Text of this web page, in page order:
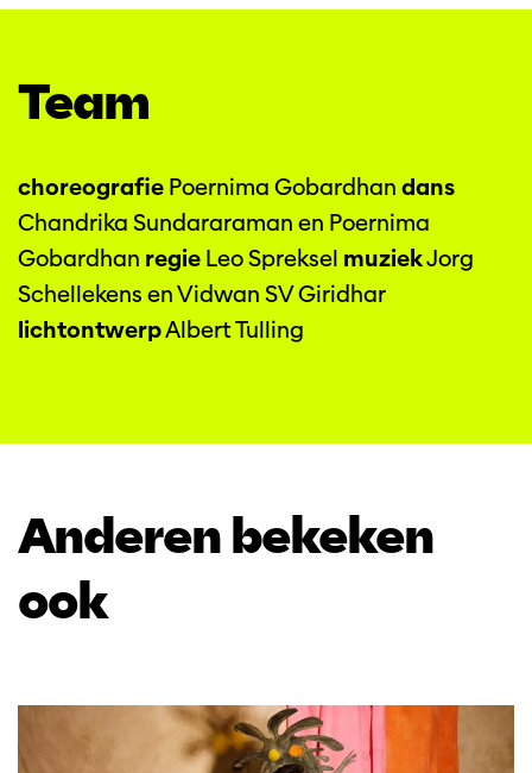
Team
choreografie Poernima Gobardhan dans
Chandrika Sundararaman en Poernima
Gobardhan regie Leo Spreksel muziekJorg
Schellekens en Vidwan SV Giridhar
lichtontwerpAlbert Tulling
Anderen bekeken
ook